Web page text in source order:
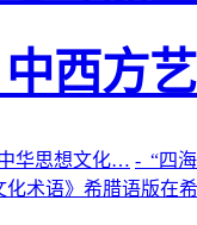
西方
华思想文化… - “四
化术语》希腊语版在